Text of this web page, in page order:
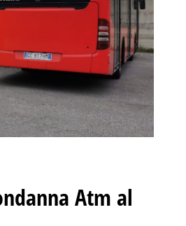
Atm al